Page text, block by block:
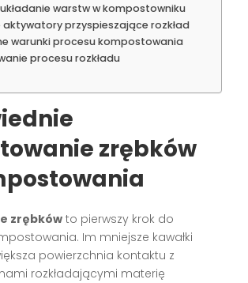
układanie warstw w kompostowniku
przyspieszające rozkład
warunki procesu kompostowania
procesu rozkładu
zrębków
zrębków to pierwszy krok do
Im mniejsze kawałki
powierzchnia kontaktu z
rozkładającymi materię